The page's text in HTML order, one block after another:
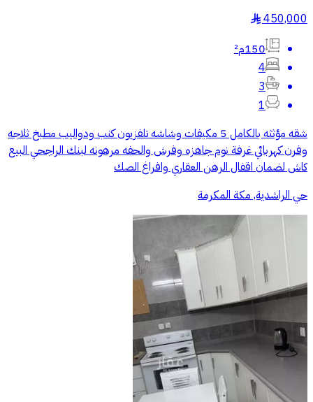
450,000
§
150م²
4
3
1
شقه مؤثثه بالكامل 5 مكيفات وشاشه تلفزيون كنب ودواليب مطبخ ثلاجه
وفرن كهربائي غرفة نوم جاهزه وفرش والحفه مرهونه لبنك الراجحي البيع
كاش لضمان اقفال الرهن العقاري وافراغ الصك
حي الراشدية, مكة المكرمة